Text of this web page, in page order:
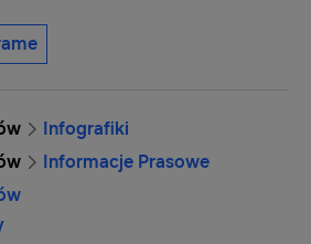
Infografiki
Informacje Prasowe